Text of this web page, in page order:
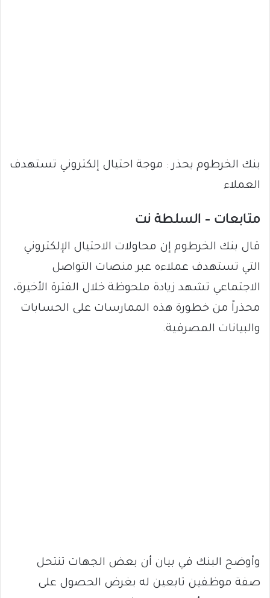
بنك الخرطوم يحذر : موجة احتيال إلكتروني تستهدف
العملاء
متابعات – السلطة نت
قال بنك الخرطوم إن محاولات الاحتيال الإلكتروني
التي تستهدف عملاءه عبر منصات التواصل
الاجتماعي تشهد زيادة ملحوظة خلال الفترة الأخيرة،
محذراً من خطورة هذه الممارسات على الحسابات
والبيانات المصرفية.
وأوضح البنك في بيان أن بعض الجهات تنتحل
صفة موظفين تابعين له بغرض الحصول على